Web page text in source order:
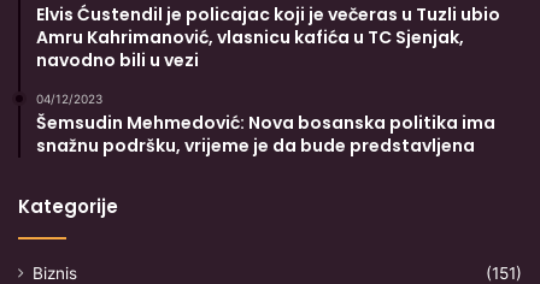
Elvis Ćustendil je policajac koji je večeras u Tuzli ubio
Amru Kahrimanović, vlasnicu kafića u TC Sjenjak,
navodno bili u vezi
04/12/2023
Šemsudin Mehmedović: Nova bosanska politika ima
snažnu podršku, vrijeme je da bude predstavljena
Kategorije
Biznis
(151)